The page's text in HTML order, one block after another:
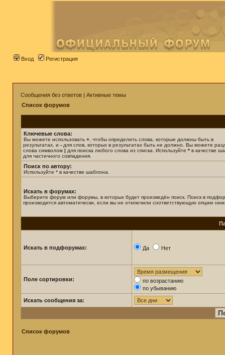
Вход Регистрация
Сообщения без ответов | Активные темы
Список форумов
Ключевые слова:
Вы можете использовать + , чтобы определить слова, которые должны быть в
результатах, и - для слов, которых в результатах быть не должно. Вы можете
слова символом | для поиска любого слова из списка. Используйте * в качестве
для частичного совпадения.
Поиск по автору:
Используйте * в качестве шаблона.
Искать в форумах:
Выберите форум или форумы, в которых будет произведён поиск. Поиск в
производится автоматически, если вы не отключили соответствующую опцию
Искать в подфорумах: Да Нет
Поле сортировки:
по возрастанию
по убыванию
Искать сообщения за:
Список форумов